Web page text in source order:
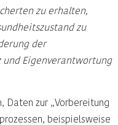
zu erhalten,
zu
der
Eigenverantwortung
zur „Vorbereitung
beispielsweise